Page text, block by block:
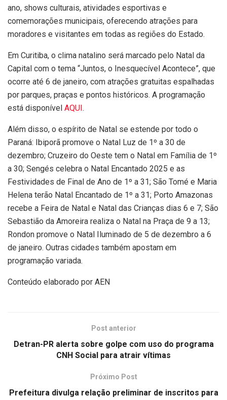
ano, shows culturais, atividades esportivas e
comemorações municipais, oferecendo atrações para
moradores e visitantes em todas as regiões do Estado.
Em Curitiba, o clima natalino será marcado pelo Natal da
Capital com o tema “Juntos, o Inesquecível Acontece”, que
ocorre até 6 de janeiro, com atrações gratuitas espalhadas
por parques, praças e pontos históricos. A programação
está disponível AQUI.
Além disso, o espírito de Natal se estende por todo o
Paraná: Ibiporã promove o Natal Luz de 1º a 30 de
dezembro; Cruzeiro do Oeste tem o Natal em Família de 1º
a 30; Sengés celebra o Natal Encantado 2025 e as
Festividades de Final de Ano de 1º a 31; São Tomé e Maria
Helena terão Natal Encantado de 1º a 31; Porto Amazonas
recebe a Feira de Natal e Natal das Crianças dias 6 e 7; São
Sebastião da Amoreira realiza o Natal na Praça de 9 a 13;
Rondon promove o Natal Iluminado de 5 de dezembro a 6
de janeiro. Outras cidades também apostam em
programação variada.
Conteúdo elaborado por AEN
Post anterior
Detran-PR alerta sobre golpe com uso do programa
CNH Social para atrair vítimas
Próximo Post
Prefeitura divulga relação preliminar de inscritos para